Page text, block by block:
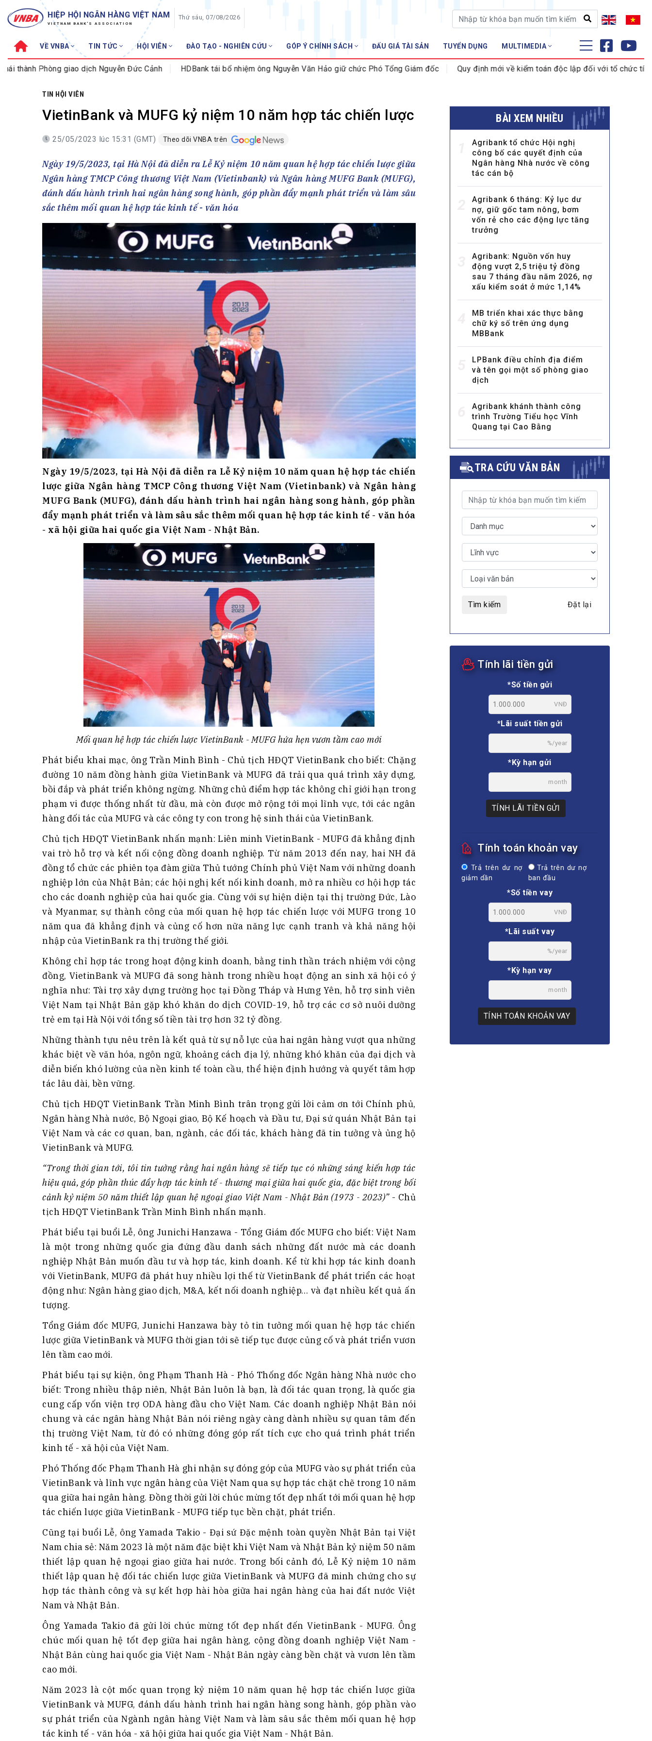
HIỆP HỘI NGÂN HÀNG VIỆT NAM
VIETNAM BANK'S ASSOCIATION
Thứ sáu, 07/08/2026
VỀ VNBA TIN TỨC HỘI VIÊN ĐÀO TẠO - NGHIÊN CỨU GÓP Ý CHÍNH SÁCH ĐẤU GIÁ TÀI SẢN TUYỂN DỤNG MULTIMEDIA
Sơ đồ tổ chức
Hội đồng Hiệp hội
Cơ quan Thường trực
Lịch sử phát triển
VNBA các thời kỳ
Thành tích – Giải thưởng
30 năm VNBA
Bản tin Tuần VNBA
Tin Hội viên
Tin ngành ngân hàng
Topic nổi bật
Fintech
Đấu giá tài sản
Thanh toán –Thẻ
Cơ hội việc làm
ĐÀO TẠO - NGHIÊN CỨU
GÓP Ý CHÍNH SÁCH
Dự thảo luật
Tư vấn – Hỏi đáp
Tra cứu văn bản
ĐẤU GIÁ TÀI SẢN
MULTIMEDIA
Video
E-magazines
giao dịch Nguyễn Đức Cảnh HDBank tái bổ nhiệm ông Nguyễn Văn Hảo giữ chức Phó Tổng Giám đốc Quy định mới về kiểm toán độc lập đối với tổ chức tín dụng từ
TIN HỘI VIÊN
VietinBank và MUFG kỷ niệm 10 năm hợp tác chiến lược
25/05/2023 lúc 15:31 (GMT) Theo dõi VNBA trên
Ngày 19/5/2023, tại Hà Nội đã diễn ra Lễ Kỷ niệm 10 năm quan hệ hợp tác chiến lược giữa
Ngân hàng TMCP Công thương Việt Nam (Vietinbank) và Ngân hàng MUFG Bank (MUFG),
đánh dấu hành trình hai ngân hàng song hành, góp phần đẩy mạnh phát triển và làm sâu
sắc thêm mối quan hệ hợp tác kinh tế - văn hóa
Ngày 19/5/2023, tại Hà Nội đã diễn ra Lễ Kỷ niệm 10 năm quan hệ hợp tác chiến
lược giữa Ngân hàng TMCP Công thương Việt Nam (Vietinbank) và Ngân hàng
MUFG Bank (MUFG), đánh dấu hành trình hai ngân hàng song hành, góp phần
đẩy mạnh phát triển và làm sâu sắc thêm mối quan hệ hợp tác kinh tế - văn hóa
- xã hội giữa hai quốc gia Việt Nam - Nhật Bản.
Mối quan hệ hợp tác chiến lược VietinBank - MUFG hứa hẹn vươn tầm cao mới
Phát biểu khai mạc, ông Trần Minh Bình - Chủ tịch HĐQT VietinBank cho biết: Chặng
đường 10 năm đồng hành giữa VietinBank và MUFG đã trải qua quá trình xây dựng,
bồi đắp và phát triển không ngừng. Những chủ điểm hợp tác không chỉ giới hạn trong
phạm vi được thống nhất từ đầu, mà còn được mở rộng tới mọi lĩnh vực, tới các ngân
hàng đối tác của MUFG và các công ty con trong hệ sinh thái của VietinBank.
Chủ tịch HĐQT VietinBank nhấn mạnh: Liên minh VietinBank - MUFG đã khẳng định
vai trò hỗ trợ và kết nối cộng đồng doanh nghiệp. Từ năm 2013 đến nay, hai NH đã
đồng tổ chức các phiên tọa đàm giữa Thủ tướng Chính phủ Việt Nam với những doanh
nghiệp lớn của Nhật Bản; các hội nghị kết nối kinh doanh, mở ra nhiều cơ hội hợp tác
cho các doanh nghiệp của hai quốc gia. Cùng với sự hiện diện tại thị trường Đức, Lào
và Myanmar, sự thành công của mối quan hệ hợp tác chiến lược với MUFG trong 10
năm qua đã khẳng định và củng cố hơn nữa năng lực cạnh tranh và khả năng hội
nhập của VietinBank ra thị trường thế giới.
Không chỉ hợp tác trong hoạt động kinh doanh, bằng tinh thần trách nhiệm với cộng
đồng, VietinBank và MUFG đã song hành trong nhiều hoạt động an sinh xã hội có ý
nghĩa như: Tài trợ xây dựng trường học tại Đồng Tháp và Hưng Yên, hỗ trợ sinh viên
Việt Nam tại Nhật Bản gặp khó khăn do dịch COVID-19, hỗ trợ các cơ sở nuôi dưỡng
trẻ em tại Hà Nội với tổng số tiền tài trợ hơn 32 tỷ đồng.
Những thành tựu nêu trên là kết quả từ sự nỗ lực của hai ngân hàng vượt qua những
khác biệt về văn hóa, ngôn ngữ, khoảng cách địa lý, những khó khăn của đại dịch và
diễn biến khó lường của nền kinh tế toàn cầu, thể hiện định hướng và quyết tâm hợp
tác lâu dài, bền vững.
Chủ tịch HĐQT VietinBank Trần Minh Bình trân trọng gửi lời cảm ơn tới Chính phủ,
Ngân hàng Nhà nước, Bộ Ngoại giao, Bộ Kế hoạch và Đầu tư, Đại sứ quán Nhật Bản tại
Việt Nam và các cơ quan, ban, ngành, các đối tác, khách hàng đã tin tưởng và ủng hộ
VietinBank và MUFG.
“Trong thời gian tới, tôi tin tưởng rằng hai ngân hàng sẽ tiếp tục có những sáng kiến hợp tác
hiệu quả, góp phần thúc đẩy hợp tác kinh tế - thương mại giữa hai quốc gia, đặc biệt trong bối
cảnh kỷ niệm 50 năm thiết lập quan hệ ngoại giao Việt Nam - Nhật Bản (1973 - 2023)” - Chủ
tịch HĐQT VietinBank Trần Minh Bình nhấn mạnh.
Phát biểu tại buổi Lễ, ông Junichi Hanzawa - Tổng Giám đốc MUFG cho biết: Việt Nam
là một trong những quốc gia đứng đầu danh sách những đất nước mà các doanh
nghiệp Nhật Bản muốn đầu tư và hợp tác, kinh doanh. Kể từ khi hợp tác kinh doanh
với VietinBank, MUFG đã phát huy nhiều lợi thế từ VietinBank để phát triển các hoạt
động như: Ngân hàng giao dịch, M&A, kết nối doanh nghiệp… và đạt nhiều kết quả ấn
tượng.
Tổng Giám đốc MUFG, Junichi Hanzawa bày tỏ tin tưởng mối quan hệ hợp tác chiến
lược giữa VietinBank và MUFG thời gian tới sẽ tiếp tục được củng cố và phát triển vươn
lên tầm cao mới.
Phát biểu tại sự kiện, ông Phạm Thanh Hà - Phó Thống đốc Ngân hàng Nhà nước cho
biết: Trong nhiều thập niên, Nhật Bản luôn là bạn, là đối tác quan trọng, là quốc gia
cung cấp vốn viện trợ ODA hàng đầu cho Việt Nam. Các doanh nghiệp Nhật Bản nói
chung và các ngân hàng Nhật Bản nói riêng ngày càng dành nhiều sự quan tâm đến
thị trường Việt Nam, từ đó có những đóng góp rất tích cực cho quá trình phát triển
kinh tế - xã hội của Việt Nam.
Phó Thống đốc Phạm Thanh Hà ghi nhận sự đóng góp của MUFG vào sự phát triển của
VietinBank và lĩnh vực ngân hàng của Việt Nam qua sự hợp tác chặt chẽ trong 10 năm
qua giữa hai ngân hàng. Đồng thời gửi lời chúc mừng tốt đẹp nhất tới mối quan hệ hợp
tác chiến lược giữa VietinBank - MUFG tiếp tục bền chặt, phát triển.
Cũng tại buổi Lễ, ông Yamada Takio - Đại sứ Đặc mệnh toàn quyền Nhật Bản tại Việt
Nam chia sẻ: Năm 2023 là một năm đặc biệt khi Việt Nam và Nhật Bản kỷ niệm 50 năm
thiết lập quan hệ ngoại giao giữa hai nước. Trong bối cảnh đó, Lễ Kỷ niệm 10 năm
thiết lập quan hệ đối tác chiến lược giữa VietinBank và MUFG đã minh chứng cho sự
hợp tác thành công và sự kết hợp hài hòa giữa hai ngân hàng của hai đất nước Việt
Nam và Nhật Bản.
Ông Yamada Takio đã gửi lời chúc mừng tốt đẹp nhất đến VietinBank - MUFG. Ông
chúc mối quan hệ tốt đẹp giữa hai ngân hàng, cộng đồng doanh nghiệp Việt Nam -
Nhật Bản cùng hai quốc gia Việt Nam - Nhật Bản ngày càng bền chặt và vươn lên tầm
cao mới.
Năm 2023 là cột mốc quan trọng kỷ niệm 10 năm quan hệ hợp tác chiến lược giữa
VietinBank và MUFG, đánh dấu hành trình hai ngân hàng song hành, góp phần vào
sự phát triển của Ngành ngân hàng Việt Nam và làm sâu sắc thêm mối quan hệ hợp
tác kinh tế - văn hóa - xã hội giữa hai quốc gia Việt Nam - Nhật Bản.
BÀI XEM NHIỀU
Agribank tổ chức Hội nghị
công bố các quyết định của
Ngân hàng Nhà nước về công
tác cán bộ
Agribank 6 tháng: Kỷ lục dư
nợ, giữ gốc tam nông, bơm
vốn rẻ cho các động lực tăng
trưởng
Agribank: Nguồn vốn huy
động vượt 2,5 triệu tỷ đồng
sau 7 tháng đầu năm 2026, nợ
xấu kiểm soát ở mức 1,14%
MB triển khai xác thực bằng
chữ ký số trên ứng dụng
MBBank
LPBank điều chỉnh địa điểm
và tên gọi một số phòng giao
dịch
Agribank khánh thành công
trình Trường Tiểu học Vĩnh
Quang tại Cao Bằng
TRA CỨU VĂN BẢN
Tìm kiếm Đặt lại
Tính lãi tiền gửi
*Số tiền gửi
VNĐ
*Lãi suất tiền gửi
%/year
*Kỳ hạn gửi
month
TÍNH LÃI TIỀN GỬI
Tính toán khoản vay
Trả trên dư nợ
giảm dần
Trả trên dư nợ
ban đầu
*Số tiền vay
VNĐ
*Lãi suất vay
%/year
*Kỳ hạn vay
month
TÍNH TOÁN KHOẢN VAY